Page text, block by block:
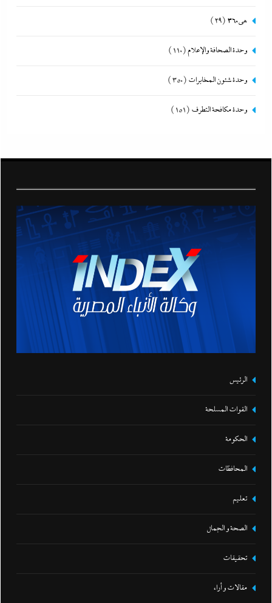
هى360 (29)
وحدة الصحافة والإعلام(110)
وحدة شئون المخابرات (350)
وحدة مكافحة التطرف (151)
الرئيس
القوات المسلحة
الحكومة
المحافظات
تعليم
الصحة و الجمال
تحقيقات
مقالات و أراء